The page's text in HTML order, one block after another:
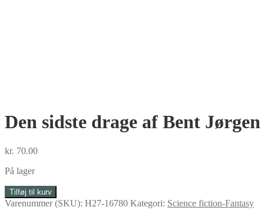
Den sidste drage af Bent Jørgen
kr. 70.00
På lager
Den
sidste
Tilføj til kurv
Varenummer (SKU): H27-16780 Kategori: Science fiction-Fantasy